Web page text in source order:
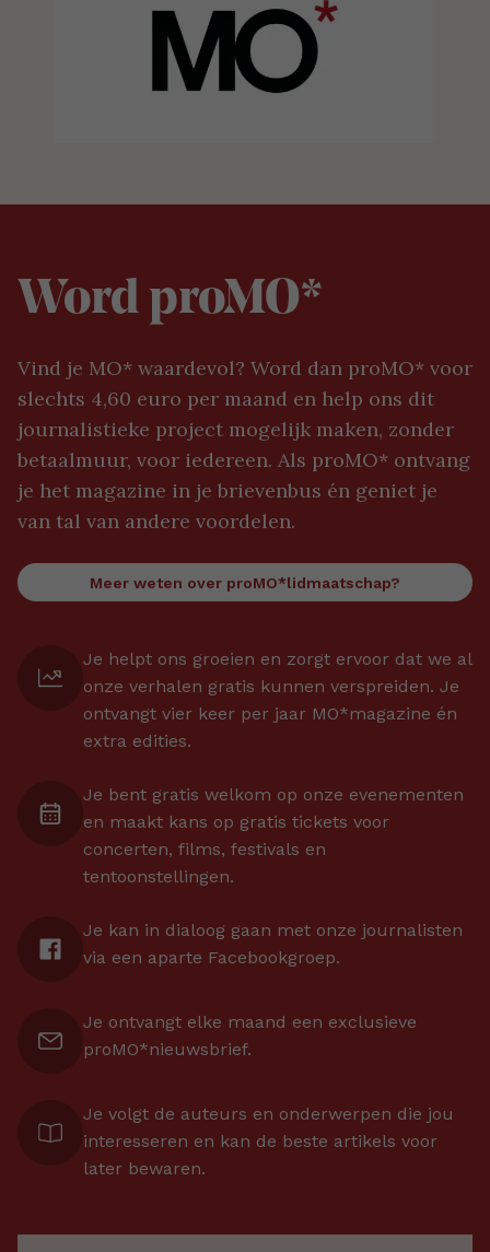
Word proMO*
Vind je MO* waardevol? Word dan proMO* voor
slechts 4,60 euro per maand en help ons dit
journalistieke project mogelijk maken, zonder
betaalmuur, voor iedereen. Als proMO* ontvang
je het magazine in je brievenbus én geniet je
van tal van andere voordelen.
Meer weten over proMO*lidmaatschap?
Je helpt ons groeien en zorgt ervoor dat we al
onze verhalen gratis kunnen verspreiden. Je
ontvangt vier keer per jaar MO*magazine én
extra edities.
Je bent gratis welkom op onze evenementen
en maakt kans op gratis tickets voor
concerten, films, festivals en
tentoonstellingen.
Je kan in dialoog gaan met onze journalisten
via een aparte Facebookgroep.
Je ontvangt elke maand een exclusieve
proMO*nieuwsbrief.
Je volgt de auteurs en onderwerpen die jou
interesseren en kan de beste artikels voor
later bewaren.